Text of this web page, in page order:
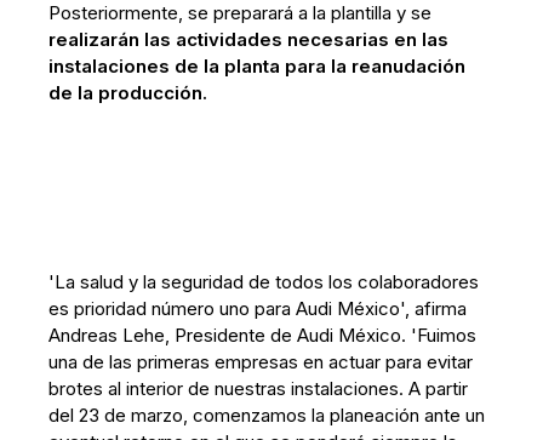
Posteriormente, se preparará a la plantilla y se
realizarán las actividades necesarias en las
instalaciones de la planta para la reanudación
de la producción.
'La salud y la seguridad de todos los colaboradores
es prioridad número uno para Audi México', afirma
Andreas Lehe, Presidente de Audi México. 'Fuimos
una de las primeras empresas en actuar para evitar
brotes al interior de nuestras instalaciones. A partir
del 23 de marzo, comenzamos la planeación ante un